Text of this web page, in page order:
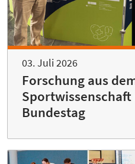
03. Juli 2026
Forschung aus
Sportwissenschaft
Bundestag